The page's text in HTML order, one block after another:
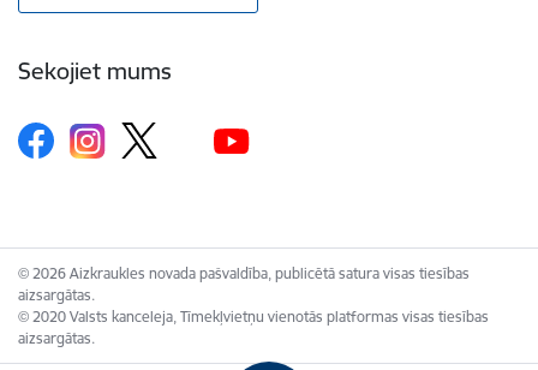
Sekojiet mums
© 2026 Aizkraukles novada pašvaldība, publicētā satura visas tiesības
aizsargātas.
© 2020 Valsts kanceleja, Tīmekļvietņu vienotās platformas visas tiesības
aizsargātas.